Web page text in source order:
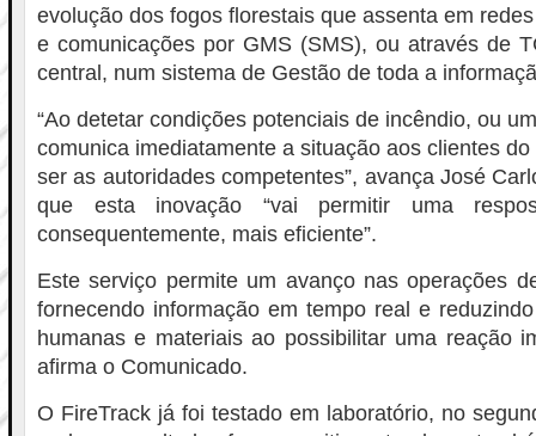
evolução dos fogos florestais que assenta em
e comunicações por GMS (SMS), ou através de
central, num sistema de Gestão de toda a
“Ao detetar condições potenciais de incêndio, ou
comunica imediatamente a situação aos clientes
ser as autoridades competentes”, avança José
que esta inovação “vai permitir uma
consequentemente, mais eficiente”.
Este serviço permite um avanço nas operações
fornecendo informação em tempo real e
humanas e materiais ao possibilitar uma reação
afirma o Comunicado.
O FireTrack já foi testado em laboratório, no